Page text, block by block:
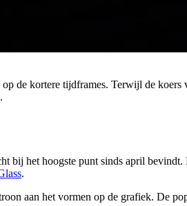
de kortere tijdframes. Terwijl de
bij het hoogste punt sinds april
.
aan het vormen op de grafiek. De